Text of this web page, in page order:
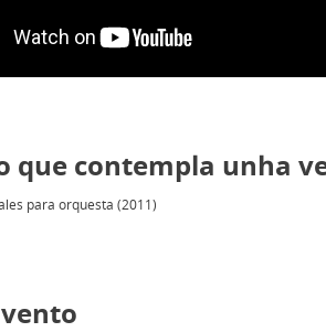
que contempla unha
para orquesta (2011)